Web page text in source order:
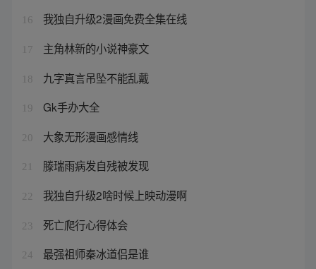
16 我独自升级2漫画免费全集在线
17 主角林新的小说神豪文
18 九字真言吊坠不能乱戴
19 Gk手办大全
20 大象无形漫画感情线
21 滕瑞雨病发自残被发现
22 我独自升级2啥时候上映动漫啊
23 死亡爬行心得体会
24 最强祖师秦冰道侣是谁